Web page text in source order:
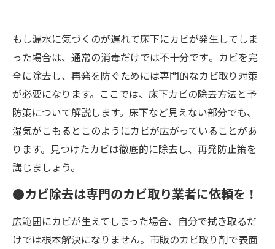
もし漏水に気づくのが遅れて床下にカビが発生してしま
った場合は、通常の消毒だけでは不十分です​。カビを完
全に除去し、再発を防ぐためには専門的なカビ取り対策
が必要になります。ここでは、床下カビの除去方法と予
防策について解説します。床下など見えない部分でも、
湿気がこもるとこのようにカビが広がっていることがあ
ります。見つけたカビは徹底的に除去し、再発防止策を
講じましょう。
●カビ除去は専門のカビ取り業者に依頼を！
広範囲にカビが生えてしまった場合、自分で拭き取るだ
けでは根本解決になりません。市販のカビ取り剤で表面